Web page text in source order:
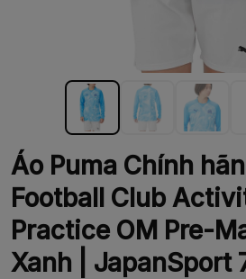
Áo Puma Chính
Football Club
Practice OM Pre-
Xanh | JapanSport